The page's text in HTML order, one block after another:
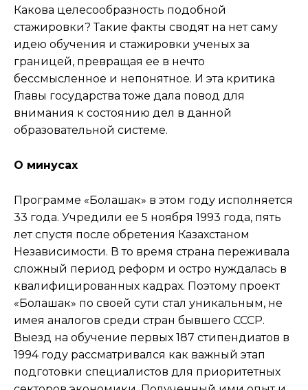
Какова целесообразность подобной
стажировки? Такие факты сводят на нет саму
идею обучения и стажировки ученых за
границей, превращая ее в нечто
бессмысленное и непонятное. И эта критика
Главы государства тоже дала повод для
внимания к состоянию дел в данной
образовательной системе.
О минусах
Программе «Болашак» в этом году исполняется
33 года. Учредили ее 5 ноября 1993 года, пять
лет спустя после обретения Казахстаном
Независимости. В то время страна переживала
сложный период реформ и остро нуждалась в
квалифицированных кадрах. Поэтому проект
«Болашак» по своей сути стал уникальным, не
имея аналогов среди стран бывшего СССР.
Выезд на обучение первых 187 стипендиатов в
1994 году рассматривался как важный этап
подготовки специалистов для приоритетных